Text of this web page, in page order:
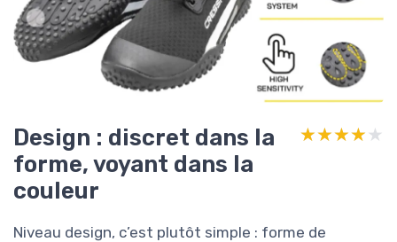
Design : discret dans la
forme, voyant dans la
couleur
★★★★★
★★★★★
Niveau design, c’est plutôt simple : forme de